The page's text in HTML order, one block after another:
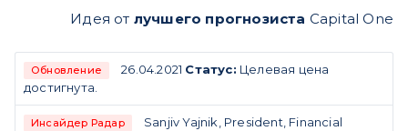
Идея от лучшего прогнозиста Capital One
Обновление 26.04.2021 Статус: Целевая цена
достигнута.
Инсайдер Радар
Sanjiv Yajnik, President, Financial